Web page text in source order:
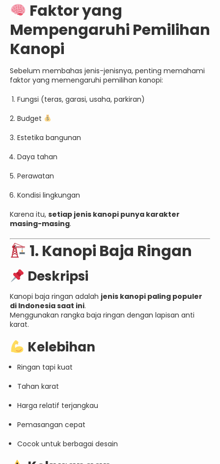
Faktor yang
Mempengaruhi Pemilihan
Kanopi
Sebelum membahas jenis-jenisnya, penting memahami
faktor yang memengaruhi pemilihan kanopi:
Fungsi (teras, garasi, usaha, parkiran)
Budget
Estetika bangunan
Daya tahan
Perawatan
Kondisi lingkungan
Karena itu, setiap jenis kanopi punya karakter
masing-masing.
1. Kanopi Baja Ringan
Deskripsi
Kanopi baja ringan adalah jenis kanopi paling populer
di Indonesia saat ini.
Menggunakan rangka baja ringan dengan lapisan anti
karat.
Kelebihan
Ringan tapi kuat
Tahan karat
Harga relatif terjangkau
Pemasangan cepat
Cocok untuk berbagai desain